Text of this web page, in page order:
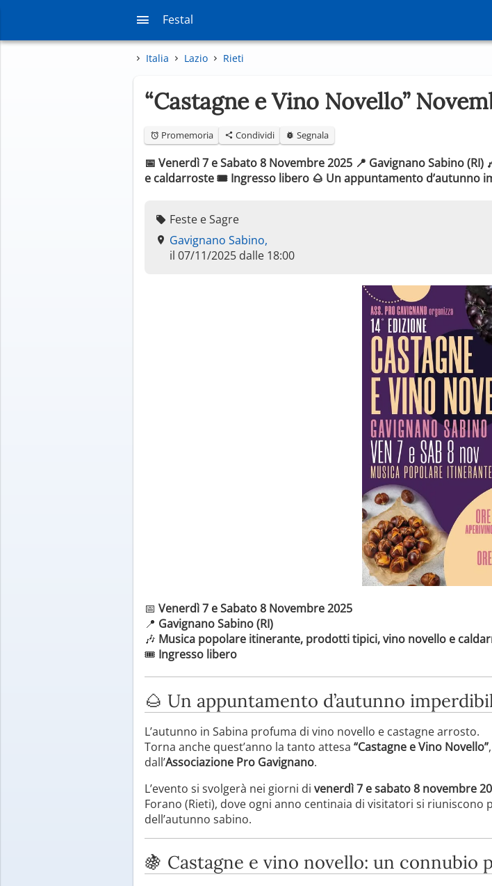
Festal
Italia Lazio Rieti
“Castagne e Vino Novello”
Promemoria Condividi Segnala
📅 Venerdì 7 e Sabato 8 Novembre 2025 📍 Gavignano Sabino
e caldarroste 🎟️ Ingresso libero 🌰 Un appuntamento d’autunno
Feste e Sagre
Gavignano Sabino,
il 07/11/2025 dalle 18:00
📅 Venerdì 7 e Sabato 8 Novembre 2025
📍 Gavignano Sabino (RI)
🎶 Musica popolare itinerante, prodotti tipici, vino novello e
🎟️ Ingresso libero
🌰 Un appuntamento d’autunno
L’autunno in Sabina profuma di vino novello e castagne arrosto.
Torna anche quest’anno la tanto attesa “Castagne e Vino Novello”
dall’Associazione Pro Gavignano.
L’evento si svolgerà nei giorni di venerdì 7 e sabato 8 novembre
Forano (Rieti), dove ogni anno centinaia di visitatori si riuniscono
dell’autunno sabino.
🍇 Castagne e vino novello: un connubio